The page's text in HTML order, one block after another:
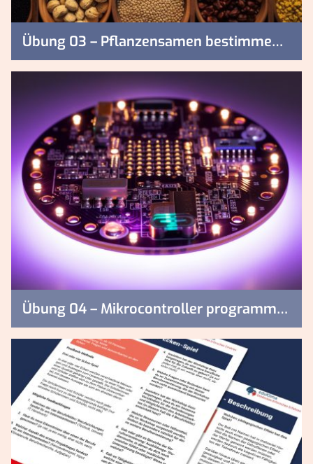
Übung 03 – Pflanzensamen bestimmen und mikroskopieren
Übung 04 – Mikrocontroller programmieren